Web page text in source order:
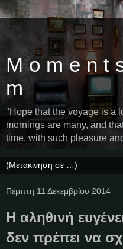
M o m e n t
m
"Hope that the voyage is a
mornings are many, and
time, with such pleasure
Πέμπτη 11 Δεκεμβρίου 2014
Η αληθινή
δεν πρέπει να